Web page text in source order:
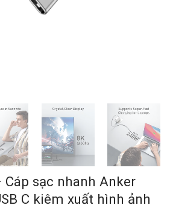
sạc nhanh Anker
C kiêm xuất hình ảnh